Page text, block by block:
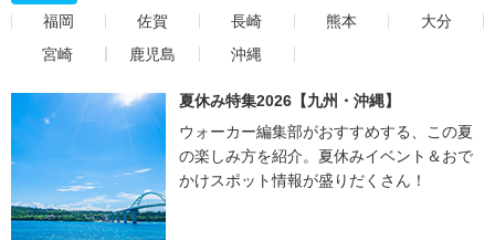
福岡
佐賀 長崎 熊本
大分
宮崎
鹿児島 沖縄
夏休み特集2026【九州・沖縄】
ウォーカー編集部がおすすめする、この夏
の楽しみ方を紹介。夏休みイベント＆おで
かけスポット情報が盛りだくさん！